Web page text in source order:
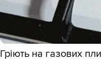
Гріють на газових